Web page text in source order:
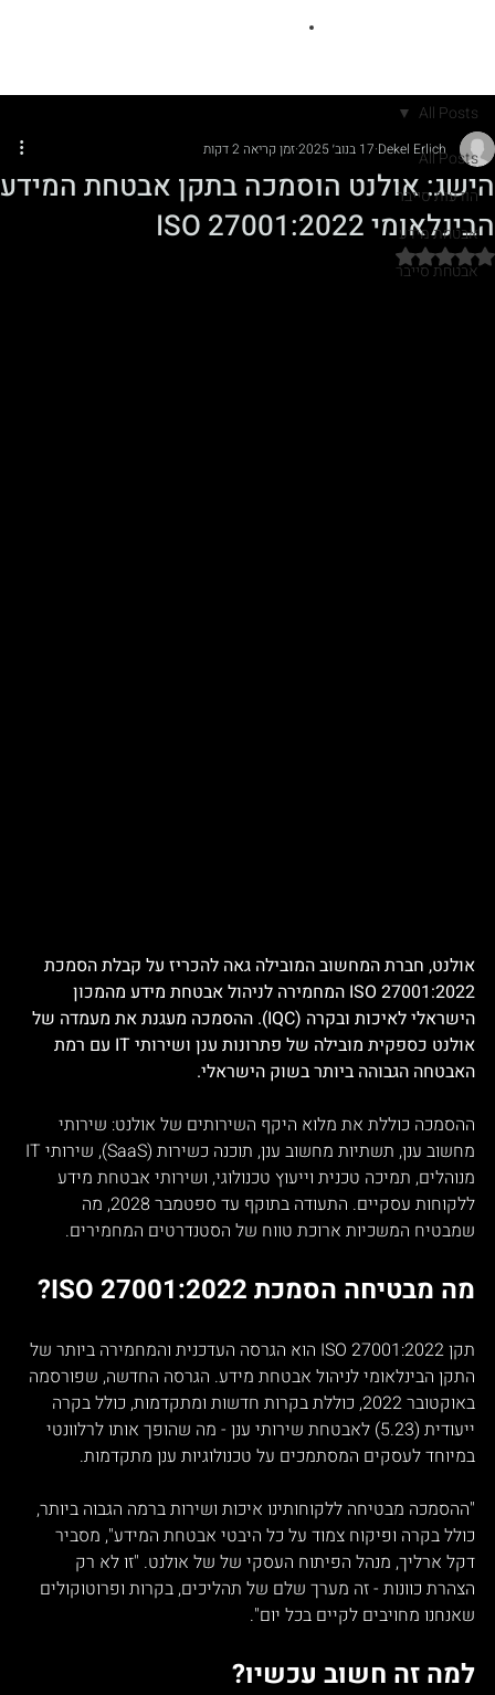
All Posts
הודעות סייבר
אבטחת מידע
אבטחת סייבר
All Posts
הישג: אולנט הוסמכה בתקן אבטחת המידע
הבינלאומי ISO 27001:2022
Dekel Erlich 17 בנוב׳ 2025 זמן קריאה 2 דקות
דירוג של NaN מתוך 5 כוכבים
אולנט, חברת המחשוב המובילה גאה להכריז על קבלת הסמכת
ISO 27001:2022 המחמירה לניהול אבטחת מידע מהמכון
הישראלי לאיכות ובקרה (IQC). ההסמכה מעגנת את מעמדה של
אולנט כספקית מובילה של פתרונות ענן ושירותי IT עם רמת
האבטחה הגבוהה ביותר בשוק הישראלי.
ההסמכה כוללת את מלוא היקף השירותים של אולנט: שירותי
מנוהלים, תמיכה טכנית וייעוץ טכנולוגי, ושירותי אבטחת מידע
ללקוחות עסקיים. התעודה בתוקף עד ספטמבר 2028, מה
שמבטיח המשכיות ארוכת טווח של הסטנדרטים המחמירים.
מה מבטיחה הסמכת ISO 27001:2022?
תקן ISO 27001:2022 הוא הגרסה העדכנית והמחמירה ביותר של
התקן הבינלאומי לניהול אבטחת מידע. הגרסה החדשה, שפורסמה
באוקטובר 2022, כוללת בקרות חדשות ומתקדמות, כולל בקרה
ייעודית (5.23) לאבטחת שירותי ענן - מה שהופך אותו לרלוונטי
במיוחד לעסקים המסתמכים על טכנולוגיות ענן מתקדמות.
"ההסמכה מבטיחה ללקוחותינו איכות ושירות ברמה הגבוה ביותר,
כולל בקרה ופיקוח צמוד על כל היבטי אבטחת המידע", מסביר
דקל ארליך, מנהל הפיתוח העסקי של של אולנט. "זו לא רק
הצהרת כוונות - זה מערך שלם של תהליכים, בקרות ופרוטוקולים
שאנחנו מחויבים לקיים בכל יום".
למה זה חשוב עכשיו?